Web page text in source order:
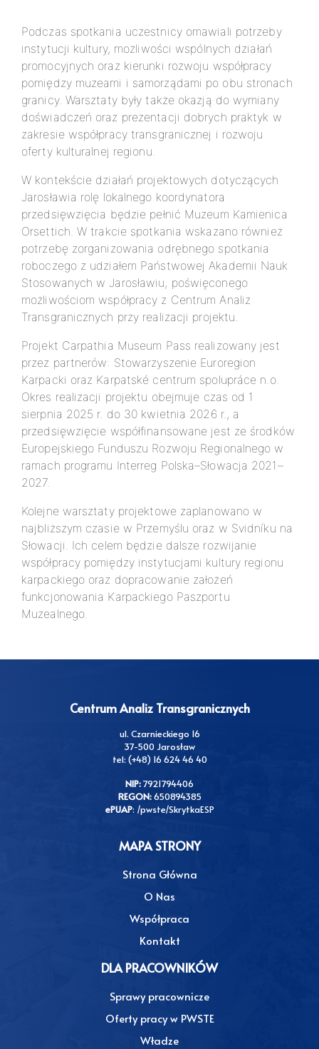
Podczas spotkania uczestnicy omawiali potrzeby
instytucji kultury, możliwości wspólnych działań
promocyjnych oraz kierunki rozwoju współpracy
pomiędzy muzeami i samorządami po obu stronach
granicy. Warsztaty były także okazją do wymiany
doświadczeń oraz prezentacji dobrych praktyk w
zakresie współpracy transgranicznej i rozwoju
oferty kulturalnej regionu.
W kontekście działań projektowych dotyczących
Jarosławia rolę lokalnego koordynatora
przedsięwzięcia będzie pełnić Muzeum Kamienica
Orsettich. W trakcie spotkania wskazano również
potrzebę zorganizowania odrębnego spotkania
roboczego z udziałem Państwowej Akademii Nauk
Stosowanych w Jarosławiu, poświęconego
możliwościom współpracy z Centrum Analiz
Transgranicznych przy realizacji projektu.
Projekt Carpathia Museum Pass realizowany jest
przez partnerów: Stowarzyszenie Euroregion
Karpacki oraz Karpatské centrum spolupráce n.o.
Okres realizacji projektu obejmuje czas od 1
sierpnia 2025 r. do 30 kwietnia 2026 r., a
przedsięwzięcie współfinansowane jest ze środków
Europejskiego Funduszu Rozwoju Regionalnego w
ramach programu Interreg Polska–Słowacja 2021–
2027.
Kolejne warsztaty projektowe zaplanowano w
najbliższym czasie w Przemyślu oraz w Svidníku na
Słowacji. Ich celem będzie dalsze rozwijanie
współpracy pomiędzy instytucjami kultury regionu
karpackiego oraz dopracowanie założeń
funkcjonowania Karpackiego Paszportu
Muzealnego.
Centrum Analiz Transgranicznych
ul. Czarnieckiego 16
37-500 Jarosław
tel: (+48) 16 624 46 40
NIP:7921794406
REGON:650894385
ePUAP: /pwste/SkrytkaESP
MAPA STRONY
Strona Główna
O Nas
Współpraca
Kontakt
DLA PRACOWNIKÓW
Sprawy pracownicze
Oferty pracy w PWSTE
Władze